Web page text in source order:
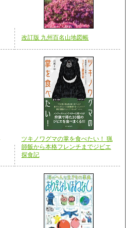
改訂版 九州百名山地図帳
ツキノワグマの掌を食べたい！ 猟
師飯から本格フレンチまでジビエ
探食記